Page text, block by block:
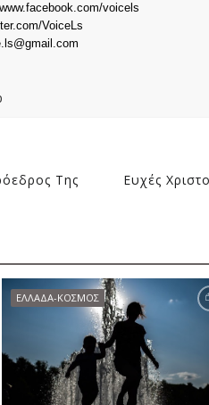
voicels
VoiceLs
Της
Ευχές
ΕΛΛΑΔΑ-ΚΟΣΜΟΣ